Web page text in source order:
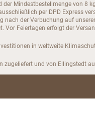
Mindestbestellmenge von 8
per DPD Express
der Verbuchung auf
Feiertagen erfolgt der
in weltweite
zugeliefert und von Ellingstedt